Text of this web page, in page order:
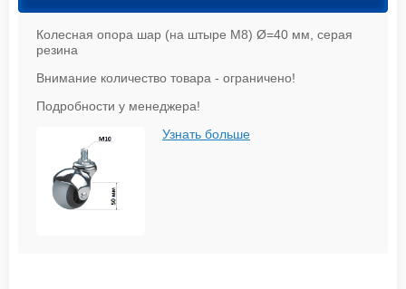
Колесная опора шар (на штыре М8) Ø=40 мм, серая
резина
Внимание количество товара - ограничено!
Подробности у менеджера!
Узнать больше